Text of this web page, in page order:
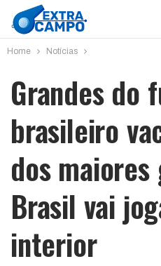
Home Notícias
Grandes do
brasileiro
dos
Brasil vai
interior